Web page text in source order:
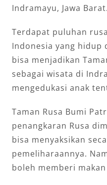
Indramayu, Jawa Barat.
Terdapat puluhan
Indonesia yang hidup
bisa menjadikan
sebagai wisata di
mengedukasi anak
Taman Rusa Bumi
penangkaran Rusa
bisa menyaksikan
pemeliharaannya.
boleh memberi